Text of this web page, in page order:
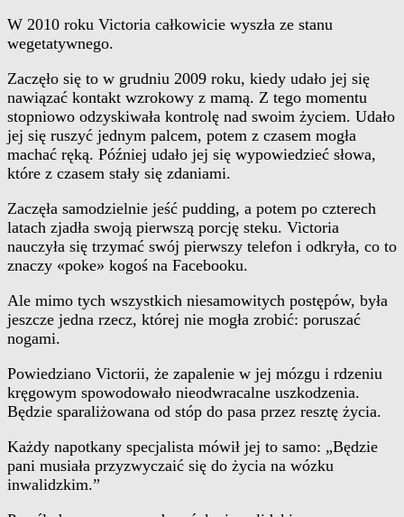
W 2010 roku Victoria całkowicie wyszła ze stanu
wegetatywnego.
Zaczęło się to w grudniu 2009 roku, kiedy udało jej się
nawiązać kontakt wzrokowy z mamą. Z tego momentu
stopniowo odzyskiwała kontrolę nad swoim życiem. Udało
jej się ruszyć jednym palcem, potem z czasem mogła
machać ręką. Później udało jej się wypowiedzieć słowa,
które z czasem stały się zdaniami.
Zaczęła samodzielnie jeść pudding, a potem po czterech
latach zjadła swoją pierwszą porcję steku. Victoria
nauczyła się trzymać swój pierwszy telefon i odkryła, co to
znaczy «poke» kogoś na Facebooku.
Ale mimo tych wszystkich niesamowitych postępów, była
jeszcze jedna rzecz, której nie mogła zrobić: poruszać
nogami.
Powiedziano Victorii, że zapalenie w jej mózgu i rdzeniu
kręgowym spowodowało nieodwracalne uszkodzenia.
Będzie sparaliżowana od stóp do pasa przez resztę życia.
Każdy napotkany specjalista mówił jej to samo: „Będzie
pani musiała przyzwyczaić się do życia na wózku
inwalidzkim.”